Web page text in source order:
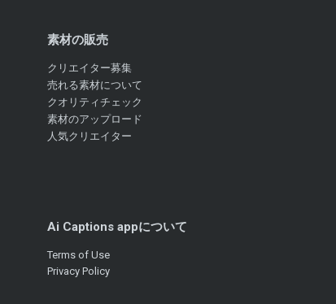
素材の販売
クリエイター募集
売れる素材について
クオリティチェック
素材のアップロード
人気クリエイター
Ai Captions appについて
Terms of Use
Privacy Policy